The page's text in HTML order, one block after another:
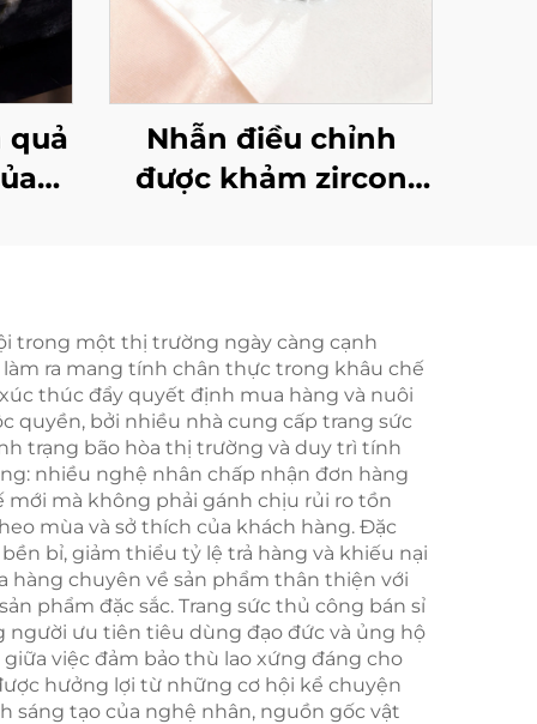
quả
Nhẫn điều chỉnh
được khảm zircon
trong một thị trường ngày càng cạnh
ra mang tính chân thực trong khâu chế
thúc đẩy quyết định mua hàng và nuôi
quyền, bởi nhiều nhà cung cấp trang sức
trạng bão hòa thị trường và duy trì tính
nhiều nghệ nhân chấp nhận đơn hàng
mà không phải gánh chịu rủi ro tồn
mùa và sở thích của khách hàng. Đặc
bỉ, giảm thiểu tỷ lệ trả hàng và khiếu nại
hàng chuyên về sản phẩm thân thiện với
phẩm đặc sắc. Trang sức thủ công bán sỉ
ưu tiên tiêu dùng đạo đức và ủng hộ
việc đảm bảo thù lao xứng đáng cho
hưởng lợi từ những cơ hội kể chuyện
sáng tạo của nghệ nhân, nguồn gốc vật